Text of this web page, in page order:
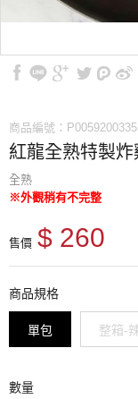
商品編號：
紅龍全熟特製
全熟
※外觀稍有不完整
售價 $ 260
商品規格
單包 整箱-
數量